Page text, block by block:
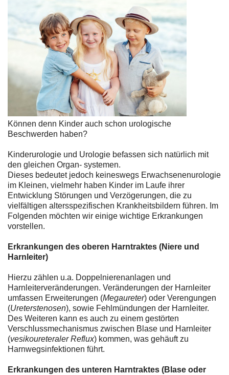
Können denn Kinder auch schon urologische
Beschwerden haben?
Kinderurologie und Urologie befassen sich natürlich mit
den gleichen Organ- systemen.
Dieses bedeutet jedoch keineswegs Erwachsenenurologie
im Kleinen, vielmehr haben Kinder im Laufe ihrer
Entwicklung Störungen und Verzögerungen, die zu
vielfältigen altersspezifischen Krankheitsbildern führen. Im
Folgenden möchten wir einige wichtige Erkrankungen
vorstellen.
Erkrankungen des oberen Harntraktes (Niere und
Harnleiter)
Hierzu zählen u.a. Doppelnierenanlagen und
Harnleiterveränderungen. Veränderungen der Harnleiter
umfassen Erweiterungen (Megaureter) oder Verengungen
(Ureterstenosen), sowie Fehlmündungen der Harnleiter.
Des Weiteren kann es auch zu einem gestörten
Verschlussmechanismus zwischen Blase und Harnleiter
(vesikoureteraler Reflux) kommen, was gehäuft zu
Harnwegsinfektionen führt.
Erkrankungen des unteren Harntraktes (Blase oder